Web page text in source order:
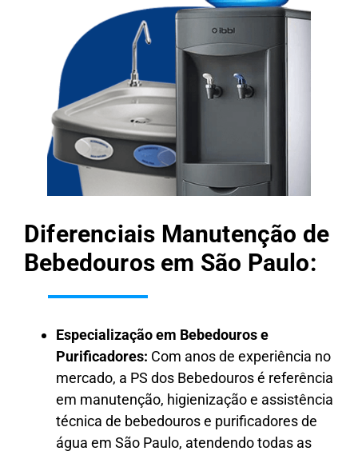
Diferenciais Manutenção de
Bebedouros em São Paulo:
Especialização em Bebedouros e
Purificadores: Com anos de experiência no
mercado, a PS dos Bebedouros é referência
em manutenção, higienização e assistência
técnica de bebedouros e purificadores de
água em São Paulo, atendendo todas as